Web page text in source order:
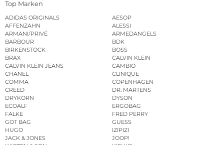
Top Marken
ADIDAS ORIGINALS
AESOP
AFFENZAHN
ALESSI
ARMANI/PRIVÉ
ARMEDANGELS
BARBOUR
BDK
BIRKENSTOCK
BOSS
BRAX
CALVIN KLEIN
CALVIN KLEIN JEANS
CAMBIO
CHANEL
CLINIQUE
COMMA
COPENHAGEN
CREED
DR. MARTENS
DRYKORN
DYSON
ECOALF
ERGOBAG
FALKE
FRED PERRY
GOT BAG
GUESS
HUGO
IZIPIZI
JACK & JONES
JOOP!